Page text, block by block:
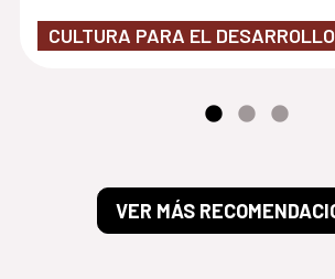
CULTURA PARA EL DESARROLLO
VER MÁS